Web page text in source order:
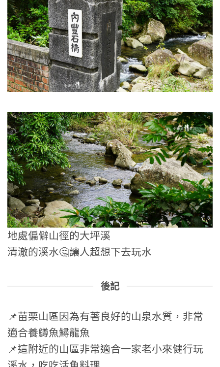
地處偏僻山徑的大坪溪
清澈的溪水🤔讓人超想下去玩水
後記
📌苗栗山區因為有著良好的山泉水質，非常
適合養鱒魚鱘龍魚
📌這附近的山區非常適合一家老小來健行玩